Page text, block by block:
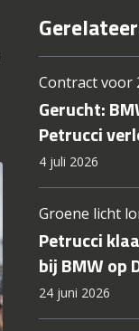
Contract voor
Gerucht:
Petrucci
4 juli 2026
Groene licht
Petrucci
bij BMW op
24 juni 2026